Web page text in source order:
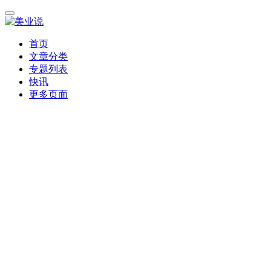
首页
文章分类
专题列表
快讯
更多页面